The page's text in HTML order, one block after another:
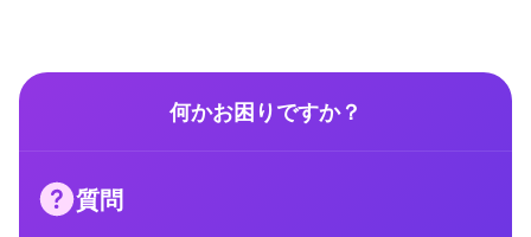
何かお困りですか？
質問